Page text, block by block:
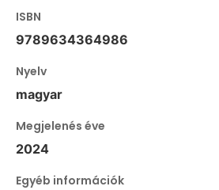
ISBN
9789634364986
Nyelv
magyar
Megjelenés éve
2024
Egyéb információk